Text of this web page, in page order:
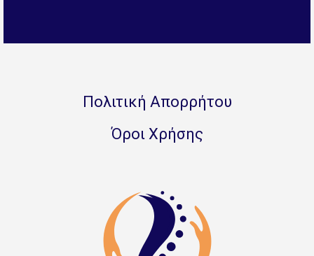
Πολιτική Απορρήτου
Όροι Χρήσης